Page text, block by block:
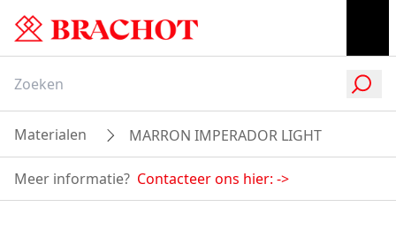
Materialen MARRON IMPERADOR LIGHT
Meer informatie? Contacteer ons hier: ->